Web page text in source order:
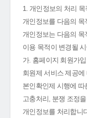
1. 개인정보의 처리
개인정보를 다음의
개인정보는 다음의
이용 목적이 변경될
가. 홈페이지 회원가
회원제 서비스 제공에
본인확인제 시행에 따
고충처리, 분쟁 조정
개인정보를 처리합니